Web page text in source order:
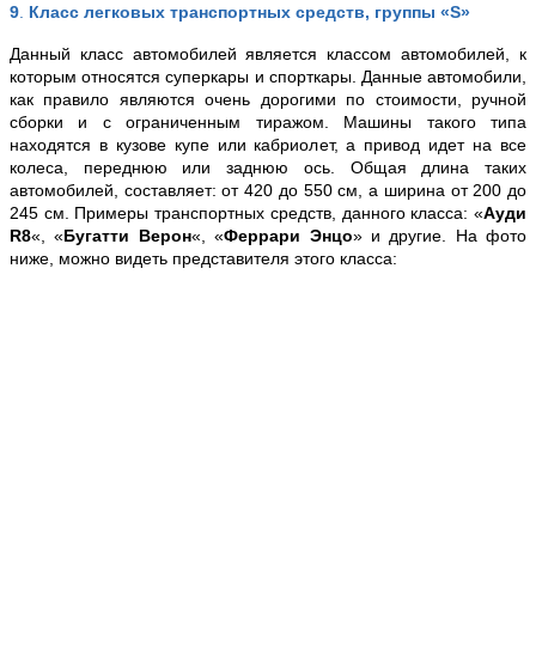
9 Класс легковых транспортных средств, группы «S»
Данный класс автомобилей является классом автомобилей, к
которым относятся суперкары и спорткары. Данные автомобили,
как правило являются очень дорогими по стоимости, ручной
сборки и с ограниченным тиражом. Машины такого типа
находятся в кузове купе или кабриолет, а привод идет на все
колеса, переднюю или заднюю ось. Общая длина таких
автомобилей, составляет: от 420 до 550 см, а ширина от 200 до
245 см. Примеры транспортных средств, данного класса: «Ауди
R8«, «Бугатти Верон«, «Феррари Энцо» и другие. На фото
ниже, можно видеть представителя этого класса: